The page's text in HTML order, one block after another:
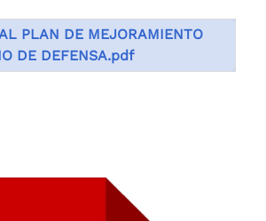
PLAN DE MEJORAMIENTO
DE DEFENSA.pdf